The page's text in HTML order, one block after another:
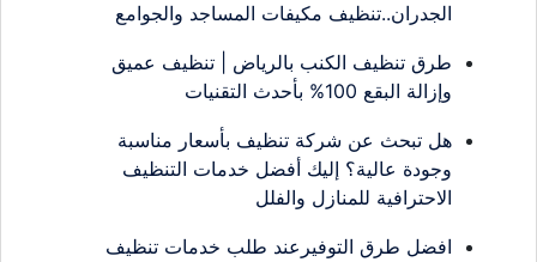
الجدران..تنظيف مكيفات المساجد والجوامع
طرق تنظيف الكنب بالرياض | تنظيف عميق
وإزالة البقع 100% بأحدث التقنيات
هل تبحث عن شركة تنظيف بأسعار مناسبة
وجودة عالية؟ إليك أفضل خدمات التنظيف
الاحترافية للمنازل والفلل
افضل طرق التوفيرعند طلب خدمات تنظيف